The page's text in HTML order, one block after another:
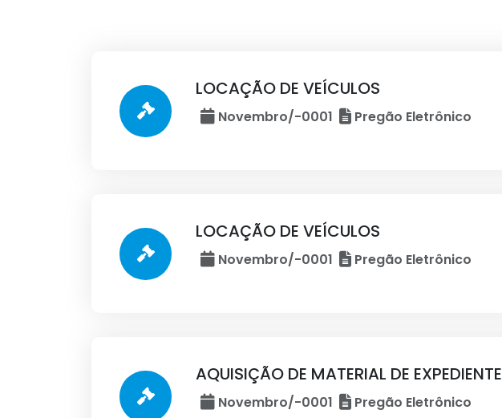
LOCAÇÃO DE VEÍCULOS
Novembro/-0001 Pregão Eletrônico
LOCAÇÃO DE VEÍCULOS
Novembro/-0001 Pregão Eletrônico
AQUISIÇÃO DE MATERIAL DE EXPEDIENTE
Novembro/-0001 Pregão Eletrônico